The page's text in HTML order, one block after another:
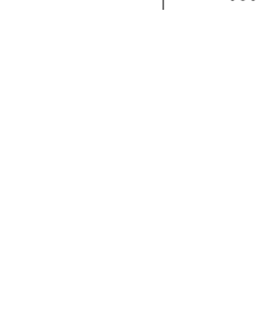
Zahnmedizinische Fachangestellte